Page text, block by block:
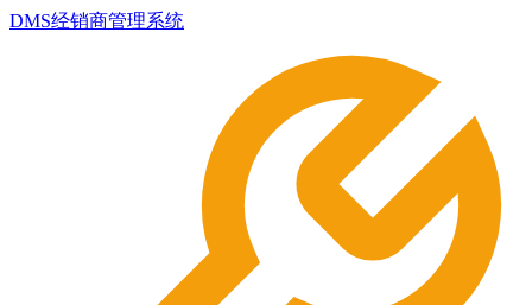
DMS经销商管理系统